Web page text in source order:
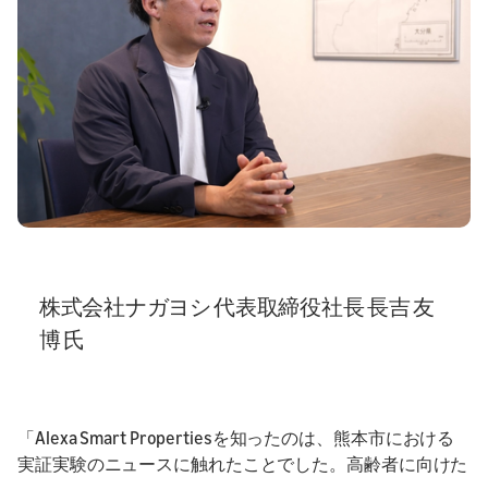
株式会社ナガヨシ 代表取締役社長 長吉 友
博 氏
「Alexa Smart Propertiesを知ったのは、熊本市における
実証実験のニュースに触れたことでした。高齢者に向けた